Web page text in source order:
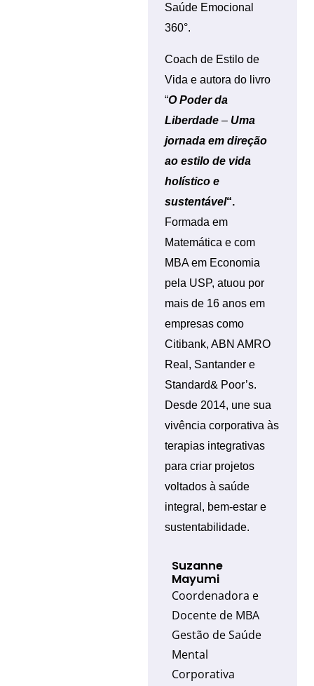
Saúde Emocional
360°.
Coach de Estilo de
Vida e autora do livro
“O Poder da
Liberdade – Uma
jornada em direção
ao estilo de vida
holístico e
sustentável“.
Formada em
Matemática e com
MBA em Economia
pela USP, atuou por
mais de 16 anos em
empresas como
Citibank, ABN AMRO
Real, Santander e
Standard& Poor’s.
Desde 2014, une sua
vivência corporativa às
terapias integrativas
para criar projetos
voltados à saúde
integral, bem-estar e
sustentabilidade.
Suzanne
Mayumi
Coordenadora e
Docente de MBA
Gestão de Saúde
Mental
Corporativa